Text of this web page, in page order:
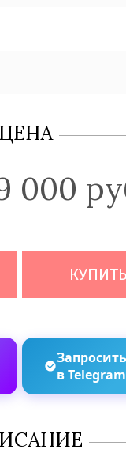
ЦЕНА
000
в